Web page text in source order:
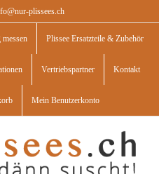
plissees.ch
Plissee Ersatzteile & Zubehör
Vertriebspartner Kontakt
Mein Benutzerkonto